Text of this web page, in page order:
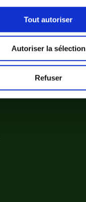
Tout autoriser
Autoriser la sélection
Refuser